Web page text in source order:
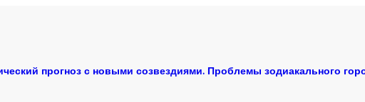
прогноз с новыми созвездиями. Проблемы зодиакального